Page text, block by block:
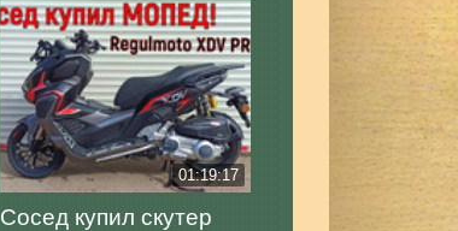
01:19:17
Сосед купил скутер